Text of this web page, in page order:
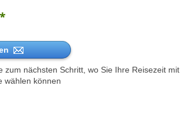
zum nächsten Schritt, wo Sie Ihre Reisezeit mit
wählen können